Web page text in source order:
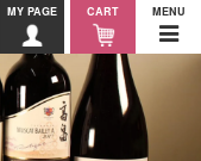
MY PAGE CART MENU